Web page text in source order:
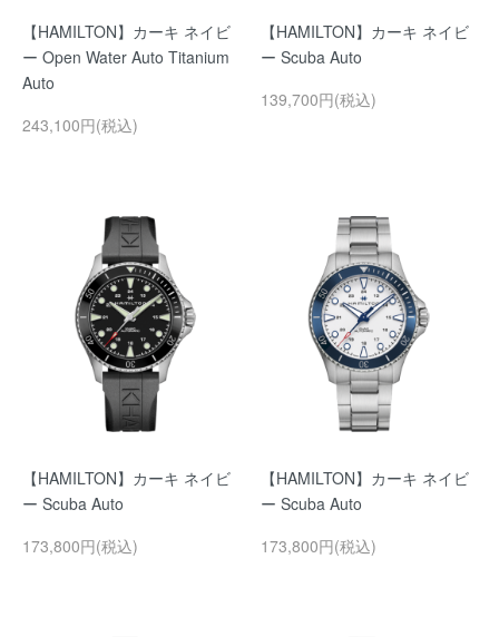
【HAMILTON】カーキ ネイビ
ー Open Water Auto Titanium
Auto
243,100円(税込)
【HAMILTON】カーキ ネイビ
ー Scuba Auto
139,700円(税込)
【HAMILTON】カーキ ネイビ
ー Scuba Auto
173,800円(税込)
【HAMILTON】カーキ ネイビ
ー Scuba Auto
173,800円(税込)